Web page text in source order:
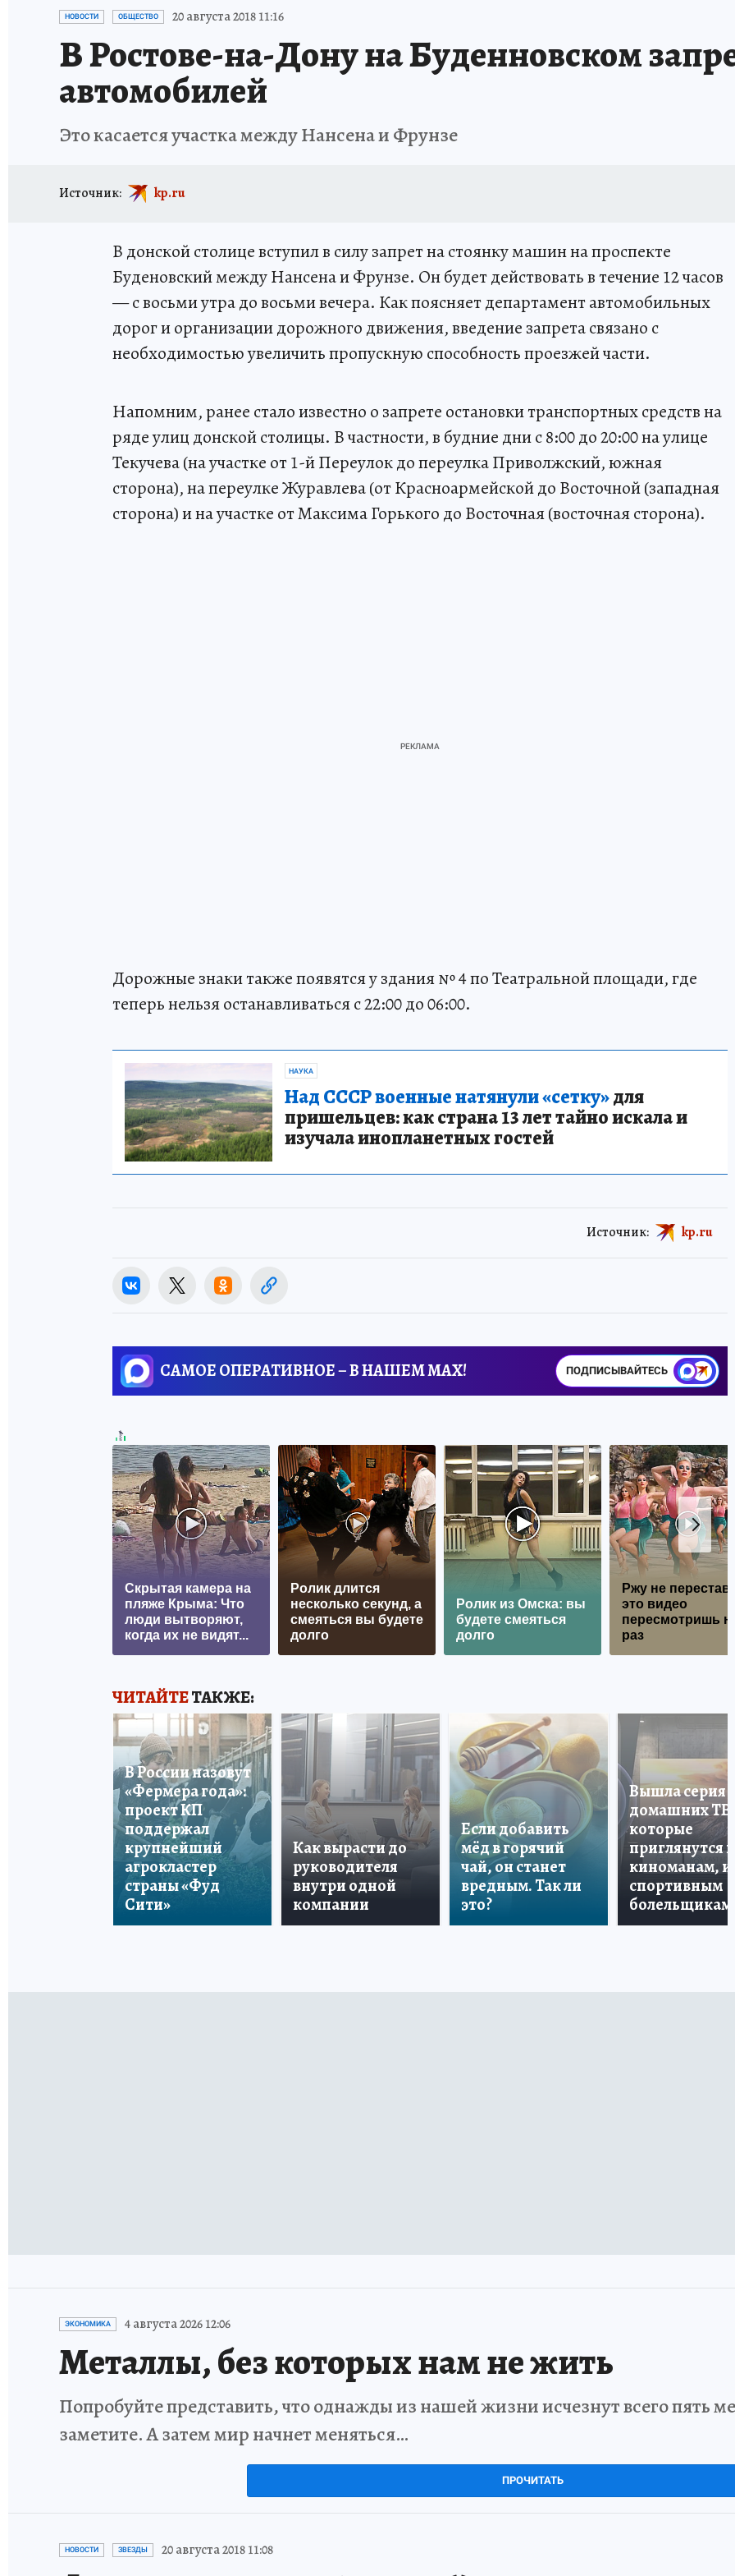
ЗАПОВЕДНАЯ РОССИЯ ПРОИСШЕСТВИЯ
НОВОСТИ ОБЩЕСТВО 20 августа 2018 11:16
В Ростове-на-Дону на Буденновском
автомобилей
Это касается участка между Нансена и Фрунзе
Источник: kp.ru
В донской столице вступил в силу запрет на стоянку машин на проспекте
Буденовский между Нансена и Фрунзе. Он будет действовать в течение 12 часов
— с восьми утра до восьми вечера. Как поясняет департамент автомобильных
дорог и организации дорожного движения, введение запрета связано с
необходимостью увеличить пропускную способность проезжей части.
Напомним, ранее стало известно о запрете остановки транспортных средств на
ряде улиц донской столицы. В частности, в будние дни с 8:00 до 20:00 на улице
Текучева (на участке от 1-й Переулок до переулка Приволжский, южная
сторона), на переулке Журавлева (от Красноармейской до Восточной (западная
сторона) и на участке от Максима Горького до Восточная (восточная сторона).
Дорожные знаки также появятся у здания № 4 по Театральной площади, где
теперь нельзя останавливаться с 22:00 до 06:00.
НАУКА
Над СССР военные натянули «сетку»для
пришельцев: как страна 13 лет тайно искала и
изучала инопланетных гостей
Источник: kp.ru
САМОЕ ОПЕРАТИВНОЕ – В НАШЕМ MAX! ПОДПИСЫВАЙТЕСЬ
Скрытая камера на
пляже Крыма: Что
люди вытворяют,
когда их не видят...
Ролик длится
несколько секунд, а
смеяться вы будете
долго
Ролик из Омска: вы
будете смеяться
долго
Ржу не
это видео
пересмотришь не
раз
ЧИТАЙТЕТАКЖЕ:
В России назовут
«Фермера года»:
проект КП
поддержал
крупнейший
агрокластер
страны «Фуд
Сити»
Как вырасти до
руководителя
внутри одной
компании
Если добавить
мёд в горячий
чай, он станет
вредным. Так ли
это?
Вышла серия
домашних ТВ,
которые
приглянутся и
киноманам, и
спортивным
болельщикам
ЭКОНОМИКА 4 августа 2026 12:06
Металлы, без которых нам не жить
Попробуйте представить, что однажды из нашей жизни исчезнут всего пять
заметите. А затем мир начнет меняться…
ПРОЧИТАТЬ
НОВОСТИ ЗВЕЗДЫ 20 августа 2018 11:08